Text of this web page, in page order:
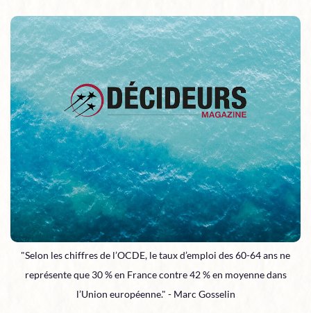
"Selon les chiffres de l’OCDE, le taux d’emploi des 60-64 ans ne
représente que 30 % en France contre 42 % en moyenne dans
l’Union européenne." - Marc Gosselin